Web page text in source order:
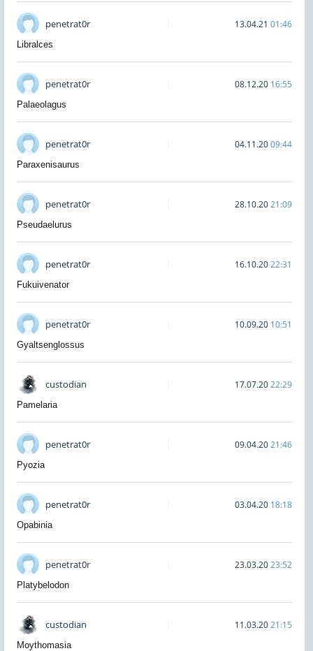
penetrat0r 13.04.21 01:46
Libralces
penetrat0r 08.12.20 16:55
Palaeolagus
penetrat0r 04.11.2009:44
Paraxenisaurus
penetrat0r 28.10.2021:09
Pseudaelurus
penetrat0r 16.10.2022:31
Fukuivenator
penetrat0r 10.09.20 10:51
Gyaltsenglossus
custodian 17.07.2022:29
Pamelaria
penetrat0r 09.04.2021:46
Pyozia
penetrat0r 03.04.20 18:18
Opabinia
penetrat0r 23.03.2023:52
Platybelodon
custodian 11.03.2021:15
Moythomasia